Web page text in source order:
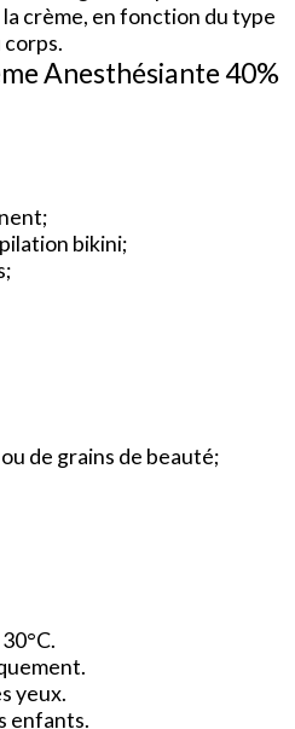
crème, en fonction du type
corps.
Anesthésiante 40%
bikini;
de grains de beauté;
yeux.
enfants.